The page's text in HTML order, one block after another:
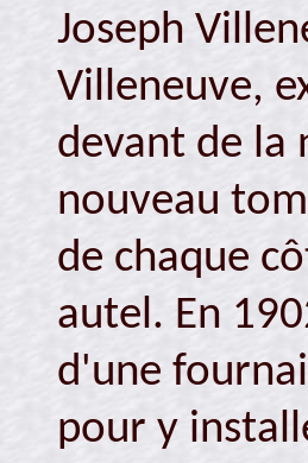
Joseph
Villeneuve,
devant de la
nouveau
de chaque
autel. En
d'une
pour y